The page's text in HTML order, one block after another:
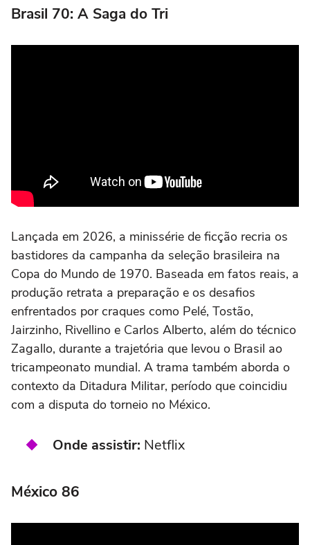
Brasil 70: A Saga do Tri
Lançada em 2026, a minissérie de ficção recria os
bastidores da campanha da seleção brasileira na
Copa do Mundo de 1970. Baseada em fatos reais, a
produção retrata a preparação e os desafios
enfrentados por craques como Pelé, Tostão,
Jairzinho, Rivellino e Carlos Alberto, além do técnico
Zagallo, durante a trajetória que levou o Brasil ao
tricampeonato mundial. A trama também aborda o
contexto da Ditadura Militar, período que coincidiu
com a disputa do torneio no México.
Onde assistir: Netflix
México 86